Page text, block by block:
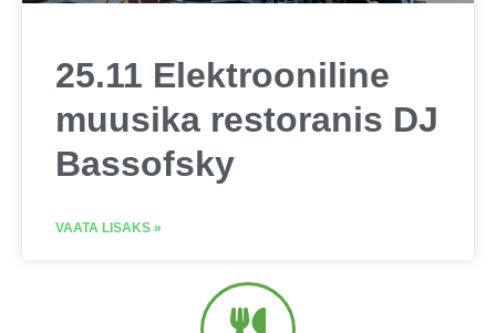
25.11 Elektrooniline
muusika restoranis DJ
Bassofsky
VAATA LISAKS »